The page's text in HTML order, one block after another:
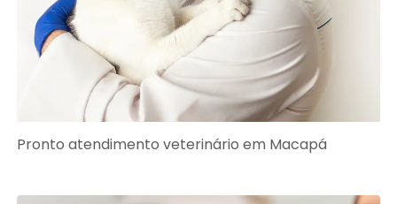
Pronto atendimento veterinário em Macapá